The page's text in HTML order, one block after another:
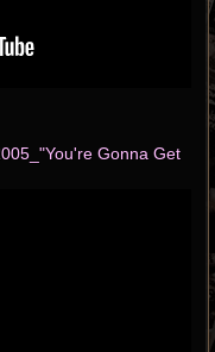
Gonna Get